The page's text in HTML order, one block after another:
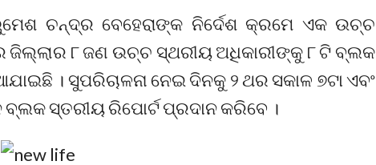
ଚନ୍ଦ୍ର ବେହେରାଙ୍କ ନିର୍ଦେଶ କ୍ରମେ ଏକ ଉଚ୍ଚ
ଜିଲ୍ଲାର ୮ ଜଣ ଉଚ୍ଚ ସ୍ଥରୀୟ ଅଧିକାରୀଙ୍କୁ ୮ ଟି ବ୍ଲକ
। ସୁପରିଚାଳନା ନେଇ ଦିନକୁ ୨ ଥର ସକାଳ ୭ଟା ଏବଂ
ସ୍ତରୀୟ ରିପୋର୍ଟ ପ୍ରଦାନ କରିବେ ।